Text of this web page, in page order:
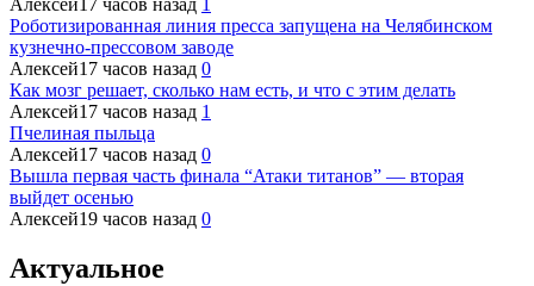
Роботизированная линия пресса запущена на Челябинском
кузнечно-прессовом заводе
Алексей17 часов назад 0
Как мозг решает, сколько нам есть, и что с этим делать
Алексей17 часов назад 1
Пчелиная пыльца
Алексей17 часов назад 0
Вышла первая часть финала “Атаки титанов” — вторая
выйдет осенью
Алексей19 часов назад 0
Актуальное